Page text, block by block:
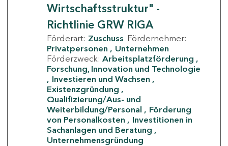
Wirtschaftsstruktur" -
Richtlinie GRW RIGA
Förderart: Zuschuss Fördernehmer:
Privatpersonen
Unternehmen
Förderzweck: Arbeitsplatzförderung
Forschung, Innovation und Technologie
Investieren und Wachsen
Existenzgründung
Qualifizierung/Aus- und
Weiterbildung/Personal
Förderung
von Personalkosten
Investitionen in
Sachanlagen und Beratung
Unternehmensgründung